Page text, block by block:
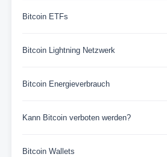
Bitcoin ETFs
Bitcoin Lightning Netzwerk
Bitcoin Energieverbrauch
Kann Bitcoin verboten werden?
Bitcoin Wallets